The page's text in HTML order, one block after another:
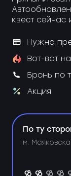
квест сейчас
Нужна
Вот-вот
Бронь по
Акция
По ту
м.